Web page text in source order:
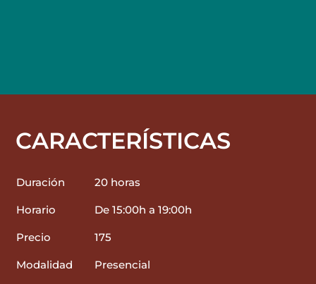
CARACTERÍSTICAS
Duración 20 horas
Horario De 15:00h a 19:00h
Precio 175
Modalidad Presencial